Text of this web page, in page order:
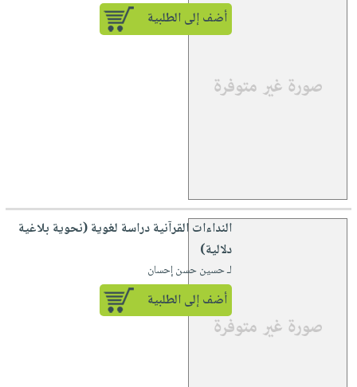
أضف إلى الطلبية
النداءات القرآنية دراسة لغوية (نحوية بلاغية
دلالية)
لـ حسين حسن إحسان
أضف إلى الطلبية